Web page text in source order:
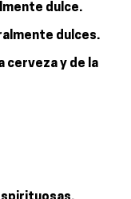
dulce.
dulces.
cerveza y de la